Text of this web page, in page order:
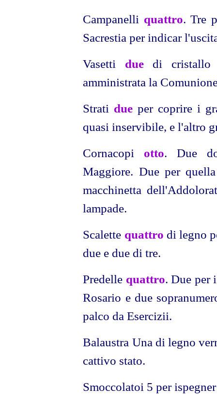
Campanelli quattro. Tre
Sacrestia per indicar
Vasetti duedi cristallo
amministrata la
Strati due per coprire i
quasi inservibile, e l'altro
Cornacopi otto. Due
Maggiore. Due per
macchinetta
lampade.
Scalette quattro di legno
due e due di tre.
Predelle quattro. Due per
Rosario e due
palco da Esercizii.
Balaustra Una di legno
cattivo stato.
Smoccolatoi 5 per